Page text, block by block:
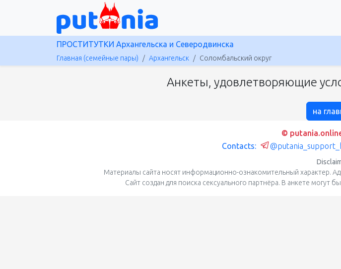
ПРОСТИТУТКИ Архангельска и Северодвинска
Главная (семейные пары) Архангельск Соломбальский округ
Анкеты, удовлетворяющие
на
©
Contacts:
Материалы сайта носят информационно-ознакомительный характер.
Сайт создан для поиска сексуального партнёра. В анкете